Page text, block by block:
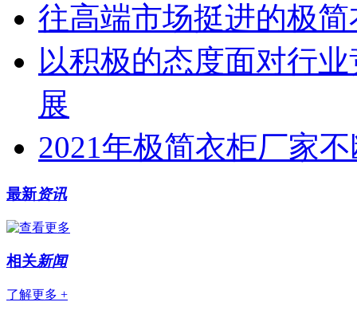
往高端市场挺进的极
以积极的态度面对行
展
2021年极简衣柜厂家
最新资讯
相关新闻
了解更多 +